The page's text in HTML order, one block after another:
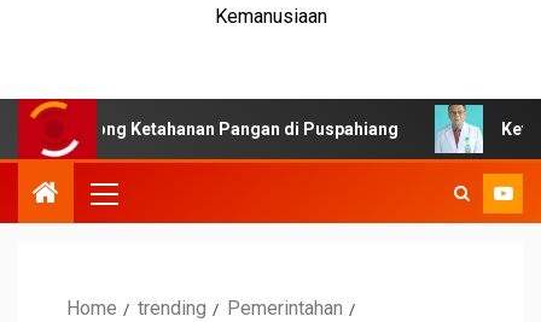
Kemanusiaan
Ketahanan Pangan di Puspahiang Ketua MKEK
Home trending
Pemerintahan